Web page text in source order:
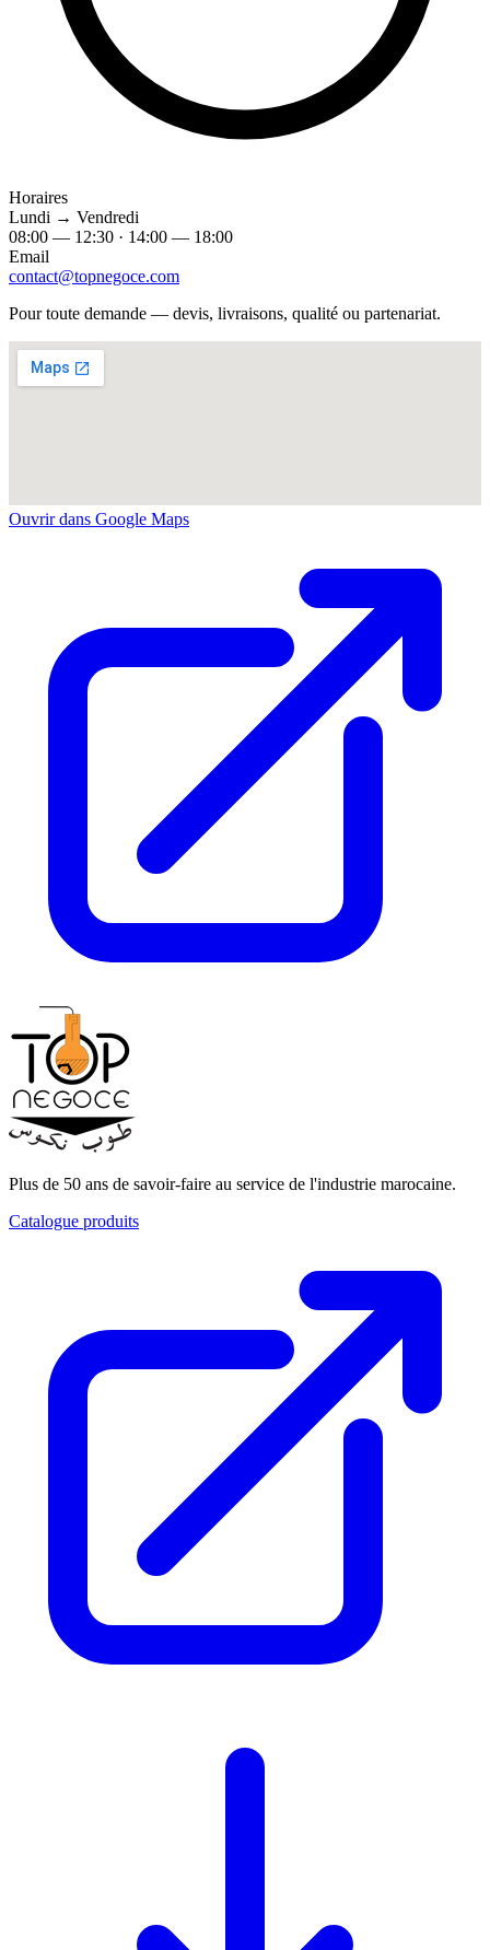
Horaires
Lundi → Vendredi
08:00 — 12:30 · 14:00 — 18:00
Email
contact@topnegoce.com
Pour toute demande — devis, livraisons, qualité ou partenariat.
Ouvrir dans Google Maps
Plus de 50 ans de savoir-faire au service de l'industrie marocaine.
Catalogue produits